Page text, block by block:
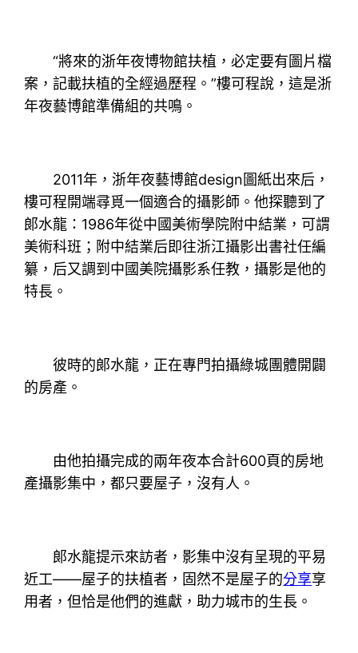
“將來的浙年夜博物館扶植，必定要有圖片檔
案，記載扶植的全經過歷程。”樓可程說，這是浙
年夜藝博館準備組的共鳴。
2011年，浙年夜藝博館design圖紙出來后，
樓可程開端尋覓一個適合的攝影師。他探聽到了
郞水龍：1986年從中國美術學院附中結業，可謂
美術科班；附中結業后即往浙江攝影出書社任編
纂，后又調到中國美院攝影系任教，攝影是他的
特長。
彼時的郞水龍，正在專門拍攝綠城團體開闢
的房產。
由他拍攝完成的兩年夜本合計600頁的房地
產攝影集中，都只要屋子，沒有人。
郞水龍提示來訪者，影集中沒有呈現的平易
近工——屋子的扶植者，固然不是屋子的分享享
用者，但恰是他們的進獻，助力城市的生長。